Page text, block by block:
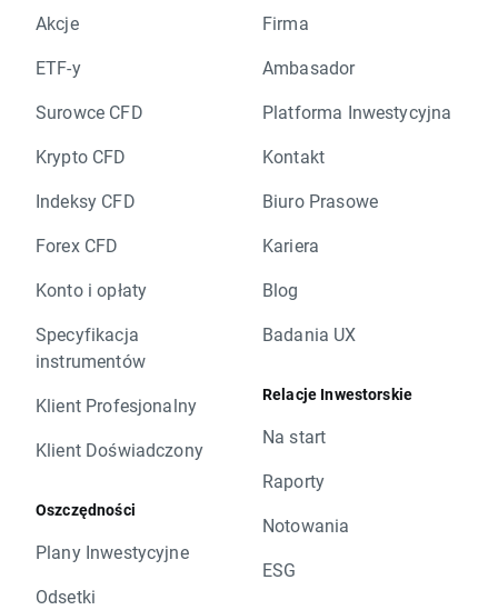
Akcje
ETF-y
Surowce CFD
Krypto CFD
Indeksy CFD
Forex CFD
Konto i opłaty
Specyfikacja
instrumentów
Klient Profesjonalny
Klient Doświadczony
Oszczędności
Plany Inwestycyjne
Odsetki
Firma
Ambasador
Platforma Inwestycyjna
Kontakt
Biuro Prasowe
Kariera
Blog
Badania UX
Relacje Inwestorskie
Na start
Raporty
Notowania
ESG